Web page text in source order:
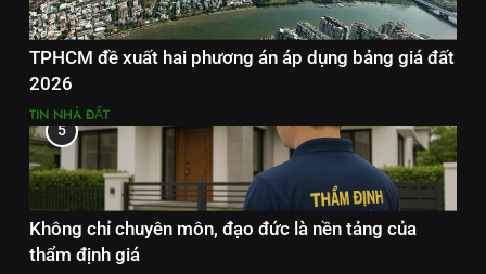
TPHCM đề xuất hai phương án áp dụng bảng giá đất
2026
TIN NHÀ ĐẤT
5
Không chỉ chuyên môn, đạo đức là nền tảng của
thẩm định giá